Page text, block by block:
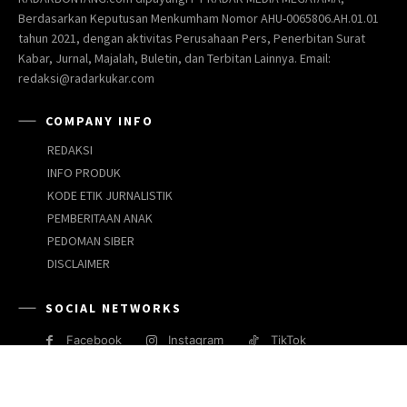
Berdasarkan Keputusan Menkumham Nomor AHU-0065806.AH.01.01
tahun 2021, dengan aktivitas Perusahaan Pers, Penerbitan Surat
Kabar, Jurnal, Majalah, Buletin, dan Terbitan Lainnya. Email:
redaksi@radarkukar.com
COMPANY INFO
REDAKSI
INFO PRODUK
KODE ETIK JURNALISTIK
PEMBERITAAN ANAK
PEDOMAN SIBER
DISCLAIMER
SOCIAL NETWORKS
Facebook Instagram TikTok